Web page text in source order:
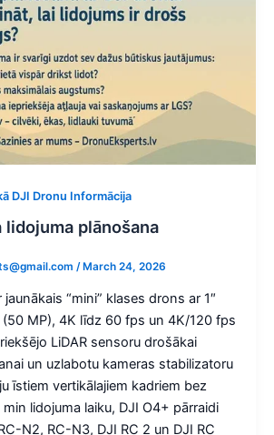
DJI Dronu Informācija
lidojuma plānošana
/ March 24, 2026
“mini” klases drons ar 1″
(50 MP), 4K līdz 60 fps un 4K/120 fps
LiDAR sensoru drošākai
un uzlabotu kameras stabilizatoru
īstiem vertikālajiem kadriem bez
lidojuma laiku, DJI O4+ pārraidi
N2, RC-N3, DJI RC 2 un DJI RC